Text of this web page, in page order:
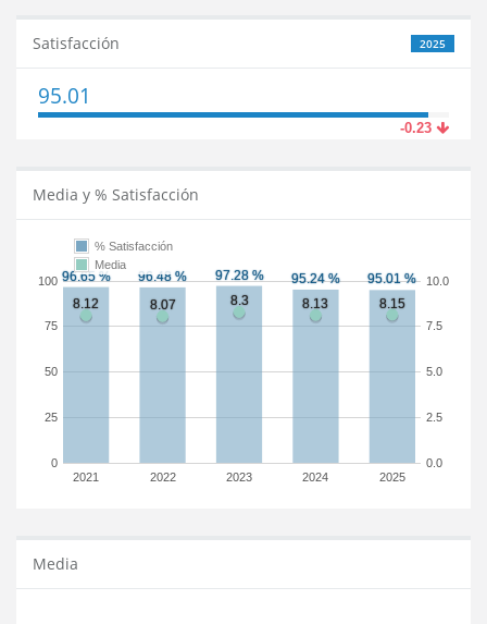
2025
Satisfacción
95.01
-0.23
Media y % Satisfacción
2021 2022 2023 2024 2025
0
25
50
75
100
0.0
2.5
5.0
7.5
10.0
% Satisfacción
Media
Media